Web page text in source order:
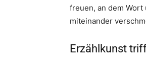
freuen, an dem
miteinander
Erzählkunst